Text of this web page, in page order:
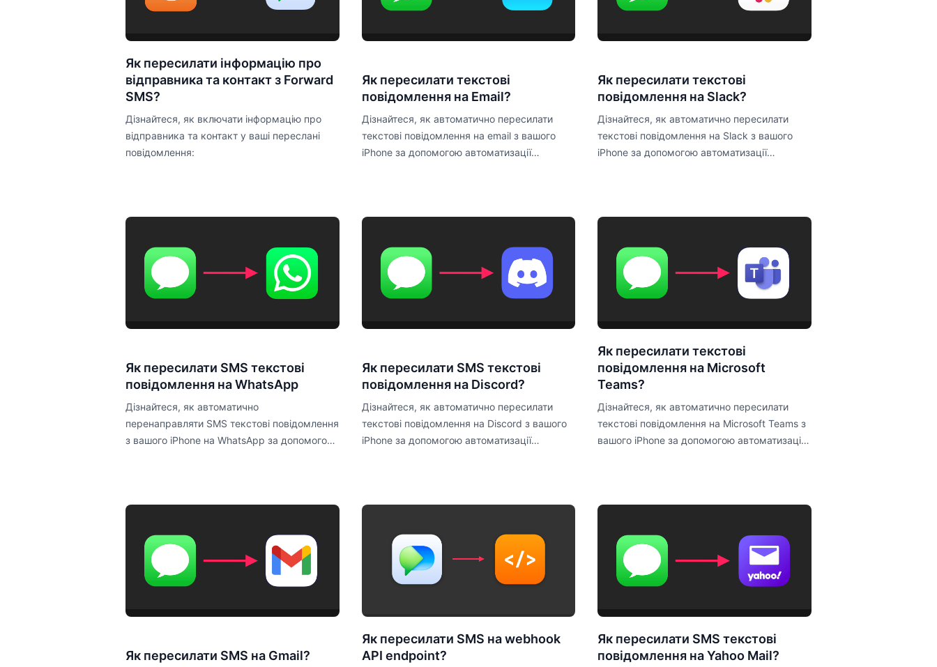
Як пересилати інформацію про
відправника та контакт з Forward
SMS?
Дізнайтеся, як включати інформацію про
відправника та контакт у ваші переслані
повідомлення:
Як пересилати текстові
повідомлення на Email?
Дізнайтеся, як автоматично пересилати
текстові повідомлення на email з вашого
iPhone за допомогою автоматизації
Як пересилати текстові
повідомлення на Slack?
Дізнайтеся, як автоматично пересилати
текстові повідомлення на Slack з вашого
iPhone за допомогою автоматизації
Як пересилати SMS текстові
повідомлення на WhatsApp
Дізнайтеся, як автоматично
перенаправляти SMS текстові повідомлення
з вашого iPhone на WhatsApp за допомогою
Як пересилати SMS текстові
повідомлення на Discord?
Дізнайтеся, як автоматично пересилати
текстові повідомлення на Discord з вашого
iPhone за допомогою автоматизації
Як пересилати текстові
повідомлення на Microsoft
Teams?
Дізнайтеся, як автоматично пересилати
текстові повідомлення на Microsoft Teams з
вашого iPhone за допомогою автоматизації
Як пересилати SMS на Gmail?
Як пересилати SMS на webhook
API endpoint?
Як пересилати SMS текстові
повідомлення на Yahoo Mail?